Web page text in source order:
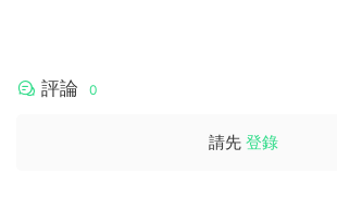
評論 0
請先 登錄